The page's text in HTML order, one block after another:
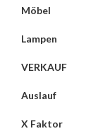
Möbel
Lampen
VERKAUF
Auslauf
X Faktor